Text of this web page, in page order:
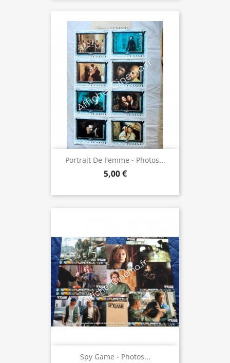
Portrait De Femme - Photos...
5,00 €
Spy Game - Photos...